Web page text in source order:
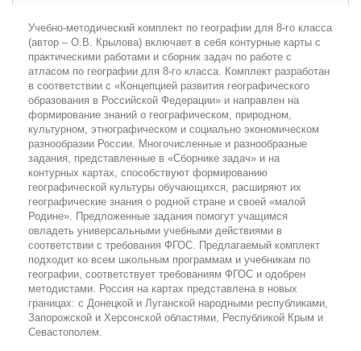
Учебно-методический комплект по географии для 8-го класса
(автор – О.В. Крылова) включает в себя контурные карты с
практическими работами и сборник задач по работе с
атласом по географии для 8-го класса. Комплект разработан
в соответствии с «Концепцией развития географического
образования в Российской Федерации» и направлен на
формирование знаний о географическом, природном,
культурном, этнографическом и социально экономическом
разнообразии России. Многочисленные и разнообразные
задания, представленные в «Сборнике задач» и на
контурных картах, способствуют формированию
географической культуры обучающихся, расширяют их
географические знания о родной стране и своей «малой
Родине». Предложенные задания помогут учащимся
овладеть универсальными учебными действиями в
соответствии с требования ФГОС. Предлагаемый комплект
подходит ко всем школьным программам и учебникам по
географии, соответствует требованиям ФГОС и одобрен
методистами. Россия на картах представлена в новых
границах: с Донецкой и Луганской народными республиками,
Запорожской и Херсонской областями, Республикой Крым и
Севастополем.